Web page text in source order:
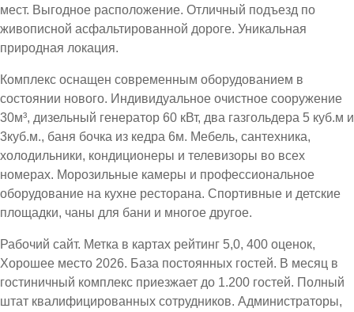
мест. Выгодное расположение. Отличный подъезд по
живописной асфальтированной дороге. Уникальная
природная локация.
Комплекс оснащен современным оборудованием в
состоянии нового. Индивидуальное очистное сооружение
30м³, дизельный генератор 60 кВт, два газгольдера 5 куб.м и
3куб.м., баня бочка из кедра 6м. Мебель, сантехника,
холодильники, кондиционеры и телевизоры во всех
номерах. Морозильные камеры и профессиональное
оборудование на кухне ресторана. Спортивные и детские
площадки, чаны для бани и многое другое.
Рабочий сайт. Метка в картах рейтинг 5,0, 400 оценок,
Хорошее место 2026. База постоянных гостей. В месяц в
гостиничный комплекс приезжает до 1.200 гостей. Полный
штат квалифицированных сотрудников. Администраторы,